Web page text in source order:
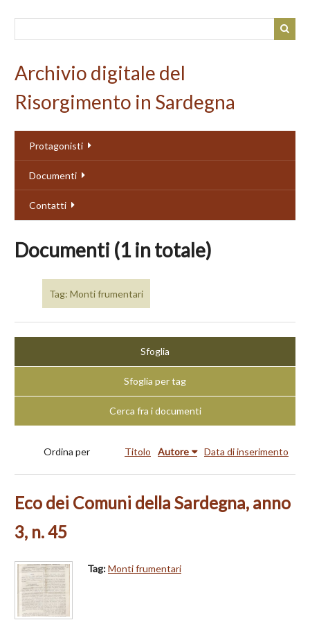
Archivio digitale del
Risorgimento in Sardegna
Protagonisti
Documenti
Contatti
Documenti (1 in totale)
Tag: Monti frumentari
Sfoglia
Sfoglia per tag
Cerca fra i documenti
Ordina per Titolo Autore Data di inserimento
Eco dei Comuni della Sardegna, anno
3, n. 45
Tag:Monti frumentari